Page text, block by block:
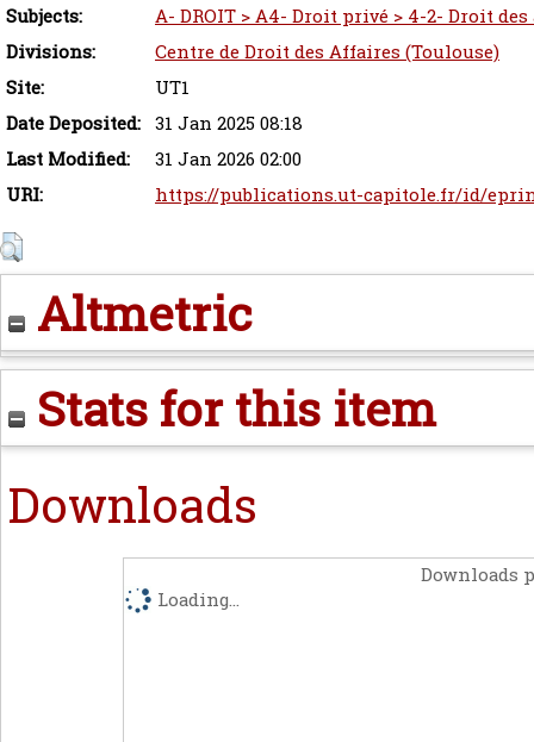
Subjects:
A- DROIT > A4- Droit privé > 4-2- Droit
Divisions:
Centre de Droit des Affaires (Toulouse)
Site:
UT1
Date Deposited: 31 Jan 2025 08:18
Last Modified:
31 Jan 2026 02:00
URI:
https://publications.ut-capitole.fr/id/
Altmetric
Stats for this item
Downloads
Downloads
Loading...